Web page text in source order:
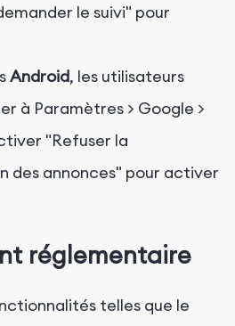
le suivi" pour
Android, les utilisateurs
à Paramètres > Google >
"Refuser la
des annonces" pour activer
réglementaire
telles que le